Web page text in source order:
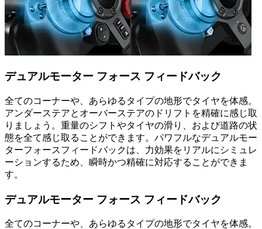
デュアルモーター フォース フィードバック
全てのコーナーや、あらゆるタイプの地形でタイヤを体感。
アンダーステアとオーバーステアのドリフトを精確に感じ取
りましょう。重量のシフトやタイヤの滑り、および道路の状
態を全て感じ取ることができます。パワフルなデュアルモー
ターフォースフィードバックは、力効果をリアルにシミュレ
ーションするため、瞬時かつ精確に対応することができま
す。
デュアルモーター フォース フィードバック
全てのコーナーや、あらゆるタイプの地形でタイヤを体感。